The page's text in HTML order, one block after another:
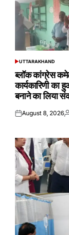
POSTED
UTTARAKHAND
ब्लॉक कांग्रेस
कार्यकारिणी
बनाने का लिया
Posted
August 8, 2026